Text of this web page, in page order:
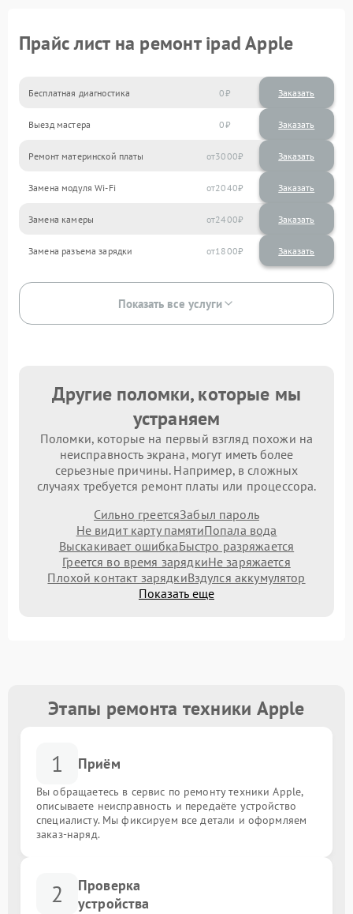
Прайс лист на ремонт ipad Apple
Бесплатная диагностика 0 Заказать
Выезд мастера 0 Заказать
Ремонт материнской платы 3000
Замена модуля Wi-Fi 2040
Замена камеры 2400
Замена разъема зарядки 1800
Показать все услуги
Другие поломки, которые мы
устраняем
Поломки, которые на первый взгляд похожи на
неисправность экрана, могут иметь более
серьезные причины. Например, в сложных
случаях требуется ремонт платы или процессора.
Сильно греетсяЗабыл пароль
Не видит карту памятиПопала вода
Выскакивает ошибкаБыстро разряжается
Греется во время зарядкиНе заряжается
Плохой контакт зарядкиВздулся аккумулятор
Показать еще
Этапы ремонта техники Apple
1 Приём
Вы обращаетесь в сервис по ремонту техники Apple,
описываете неисправность и передаёте устройство
специалисту. Мы фиксируем все детали и оформляем
заказ-наряд.
2
Проверка
устройства